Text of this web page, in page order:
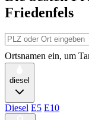
Friedenfels
Ortsnamen ein, um
diesel
Diesel E5 E10